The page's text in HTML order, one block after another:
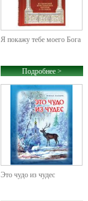
Я покажу тебе моего Бога
Подробнее >
Это чудо из чудес